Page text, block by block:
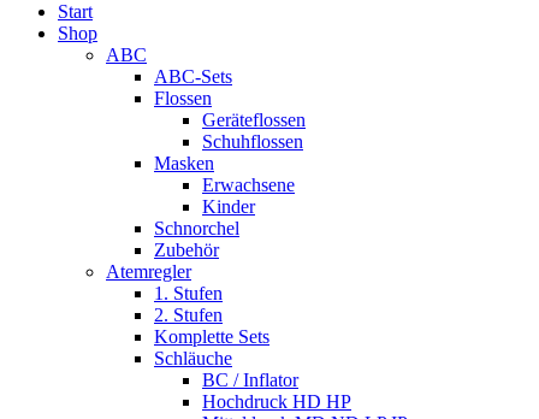
Start
Shop
ABC
ABC-Sets
Flossen
Geräteflossen
Schuhflossen
Masken
Erwachsene
Kinder
Schnorchel
Zubehör
Atemregler
1. Stufen
2. Stufen
Komplette Sets
Schläuche
BC / Inflator
Hochdruck HD HP